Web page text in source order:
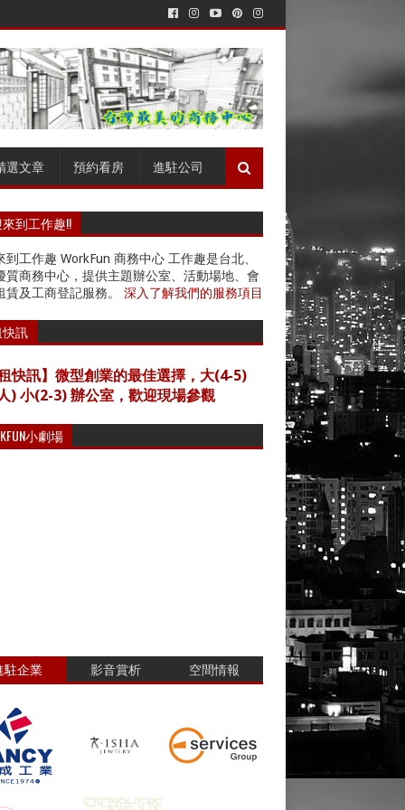
選文章 預約看房 進駐公司
到工作趣!!
到工作趣 WorkFun 商務中心 工作趣是台北、
質商務中心，提供主題辦公室、活動場地、會
賃及工商登記服務。 深入了解我們的服務項目
訊
快訊】微型創業的最佳選擇，大(4-5)
) 小(2-3) 辦公室，歡迎現場參觀
小劇場
駐企業 影音賞析 空間情報